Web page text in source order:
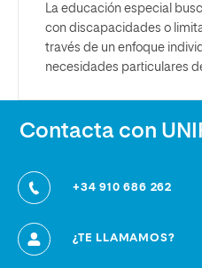
La educación especial
con discapacidades o
través de un enfoque
necesidades particulares
Contacta con
+34 910 686 262
¿TE LLAMAMOS?